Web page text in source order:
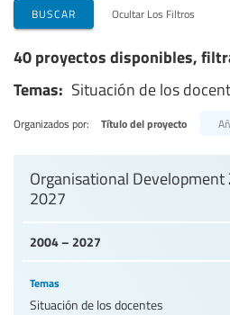
BUSCAR Ocultar Los Filtros
40 proyectos disponibles,
Temas: Situación de los
Organizados por: Título del proyecto
2004 – 2027
Organisational Development
2027
Temas
Situación de los docentes